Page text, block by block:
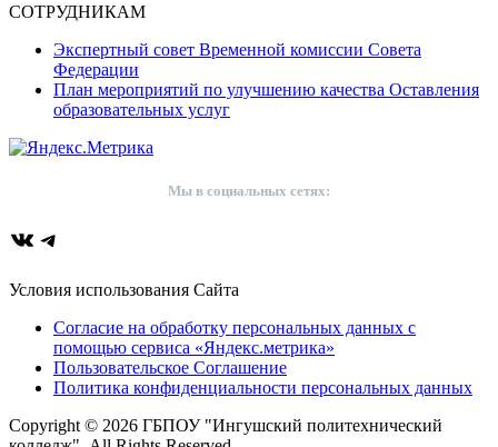
СОТРУДНИКАМ
Экспертный совет Временной комиссии Совета
Федерации
План мероприятий по улучшению качества Оставления
образовательных услуг
Мы в социальных сетях:
ВКонтакте
Telegram
Условия использования Сайта
Согласие на обработку персональных данных с
помощью сервиса «Яндекс.метрика»
Пользовательское Соглашение
Политика конфиденциальности персональных данных
Copyright © 2026 ГБПОУ "Ингушский политехнический